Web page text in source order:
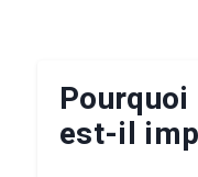
est-il